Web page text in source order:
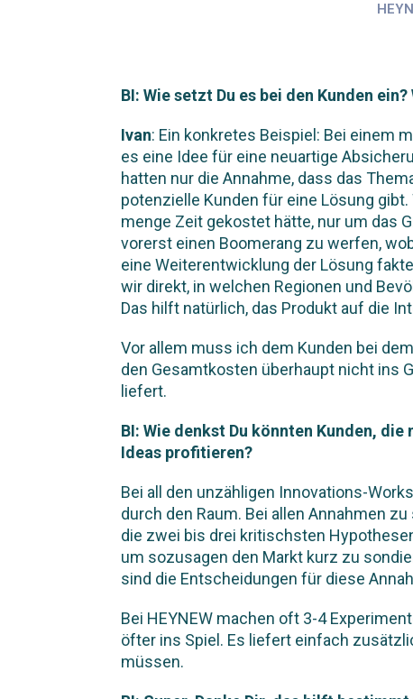
BI: Wie setzt Du es bei den Kunden
Ivan: Ein konkretes Beispiel: Bei einem
es eine Idee für eine neuartige
hatten nur die Annahme, dass das
potenzielle Kunden für eine Lösung
menge Zeit gekostet hätte, nur um das
vorerst einen Boomerang zu werfen,
eine Weiterentwicklung der Lösung
wir direkt, in welchen Regionen und
Das hilft natürlich, das Produkt auf die
Vor allem muss ich dem Kunden bei
den Gesamtkosten überhaupt nicht ins
liefert.
BI: Wie denkst Du könnten Kunden,
Ideas profitieren?
Bei all den unzähligen Innovations-
durch den Raum. Bei allen Annahmen
die zwei bis drei kritischsten
um sozusagen den Markt kurz zu
sind die Entscheidungen für diese
Bei HEYNEW machen oft 3-4
öfter ins Spiel. Es liefert einfach
müssen.